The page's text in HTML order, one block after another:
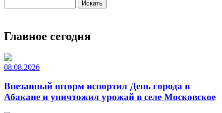
Главное сегодня
08.08.2026
Внезапный шторм испортил День города в
Абакане и уничтожил урожай в селе Московское